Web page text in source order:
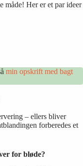
måde! Her er et par ideer
min opskrift med bagt
– ellers bliver
forberedes et
for bløde?